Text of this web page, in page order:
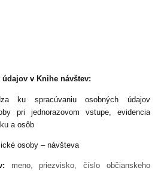
v Knihe návštev:
ku spracúvaniu osobných údajov
pri jednorazovom vstupe, evidencia
a osôb
osoby – návšteva
meno, priezvisko, číslo občianskeho